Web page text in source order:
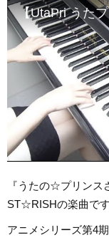
【UtaPri うた
『うたの☆プリンス
ST☆RISHの楽曲です
アニメシリーズ第4